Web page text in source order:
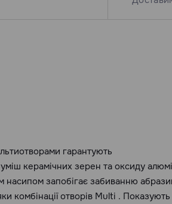
гарантують
керамічних зерен та оксиду
насипом запобігає забиванню
комбінації отворів Multi . Показують